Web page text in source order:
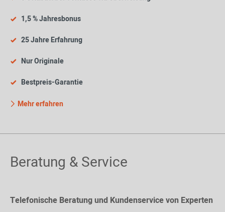
1,5 % Jahresbonus
25 Jahre Erfahrung
Nur Originale
Bestpreis-Garantie
Mehr erfahren
Beratung & Service
Telefonische Beratung und Kundenservice von Experten